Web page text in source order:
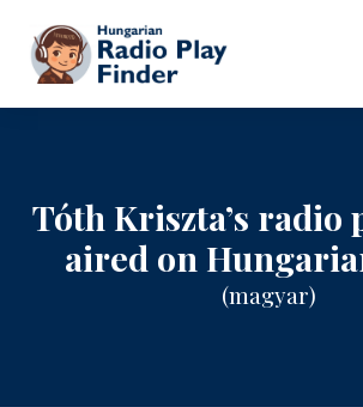
To contents
Tóth Kriszta’s radio
aired on
(magyar)